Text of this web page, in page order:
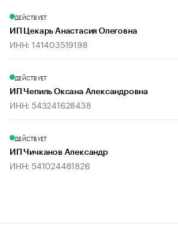
ДЕЙСТВУЕТ
ИП Цекарь Анастасия Олеговна
ИНН: 141403519198
ДЕЙСТВУЕТ
ИП Чепиль Оксана Александровна
ИНН: 543241628438
ДЕЙСТВУЕТ
ИП Чичканов Александр
ИНН: 541024481826